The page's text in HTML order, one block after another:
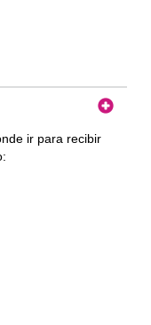
ir para recibir